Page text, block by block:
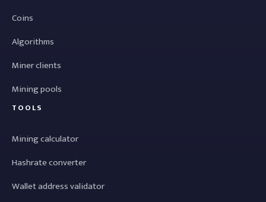
Coins
Algorithms
Miner clients
Mining pools
TOOLS
Mining calculator
Hashrate converter
Wallet address validator